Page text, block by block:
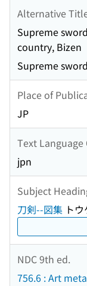
Alternative
Supreme
country, Bizen
Supreme
Place of
JP
Text Language
jpn
Subject
刀剣--図集 ト
NDC 9th ed.
756.6 : Art